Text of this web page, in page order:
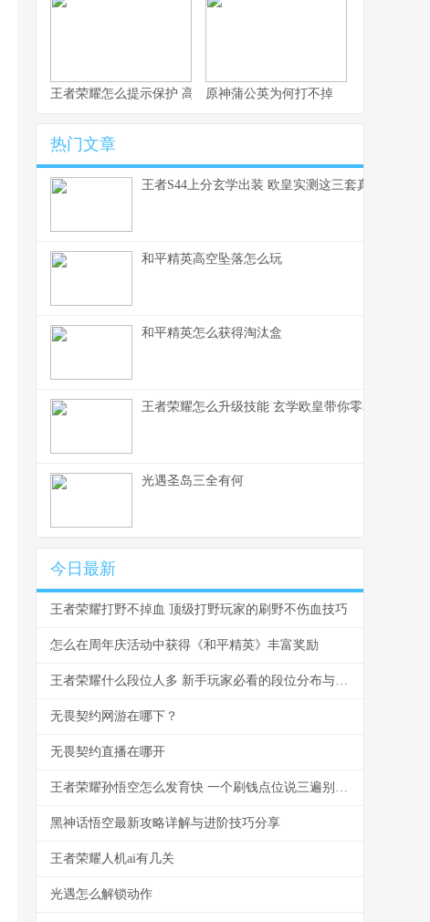
王者荣耀怎么提示保护 高效局内沟通速成指南
原神蒲公英为何打不掉
热门文章
王者S44上分玄学出装 欧皇实测这三套真的能赢
和平精英高空坠落怎么玩
和平精英怎么获得淘汰盒
王者荣耀怎么升级技能 玄学欧皇带你零基础入门
光遇圣岛三全有何
今日最新
王者荣耀打野不掉血 顶级打野玩家的刷野不伤血技巧
怎么在周年庆活动中获得《和平精英》丰富奖励
王者荣耀什么段位人多 新手玩家必看的段位分布与爬坑指南
无畏契约网游在哪下？
无畏契约直播在哪开
王者荣耀孙悟空怎么发育快 一个刷钱点位说三遍别再浪了
黑神话悟空最新攻略详解与进阶技巧分享
王者荣耀人机ai有几关
光遇怎么解锁动作